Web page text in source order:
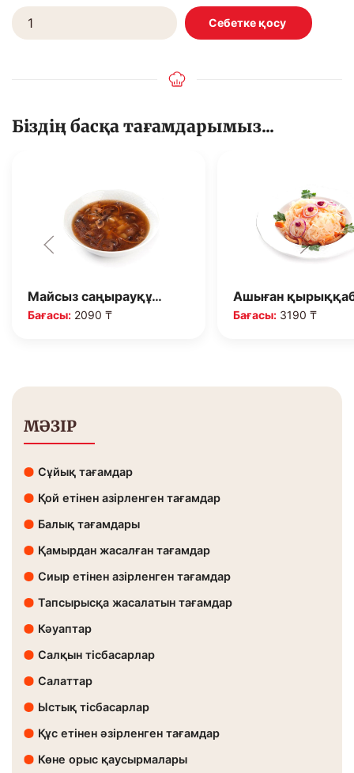
Біздің басқа тағамдарымыз...
Майсыз саңырауқұ…
Бағасы: 2090 ₸
Ашыған
Бағасы:3190 ₸
МӘЗІР
Сұйық тағамдар
Қой етінен азірленген тағамдар
Балық тағамдары
Қамырдан жасалған тағамдар
Сиыр етінен азірленген тағамдар
Тапсырысқа жасалатын тағамдар
Кәуаптар
Салқын тісбасарлар
Салаттар
Ыстық тісбасарлар
Құс етінен әзірленген тағамдар
Көне орыс қаусырмалары